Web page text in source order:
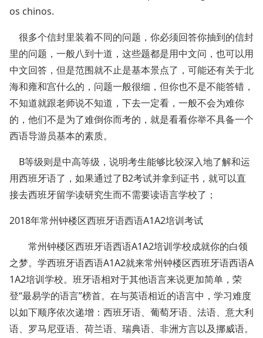
os chinos.
很多个信封里装着不同的问题，你必须回答你抽到的信封
里的问题，一般八到十道，这些题都是用中文问，也可以用
中文回答，但是范围就不止是基本景点了，可能还有关于北
海和雍和宫什么的，问题一般很细，但你也不是不能答错，
不知道就跟老师说不知道，下去一定看，一般不会为难你
的，他们不是为了难倒你而考的，就是看看你举不具备一个
西语导游员基本的素质。
B等级则是中高等级，说明考生能够比较深入地了解和运
用西班牙语了，如果通过了B2考试并拿到证书，就可以直
接去西班牙留学读研究生而不需要读语言学校了；
2018年常州钟楼区西班牙语西语A1A2培训考试
常州钟楼区西班牙语西语A1A2培训学校成就你的白领
之梦。学西班牙语西语A1A2就来常州钟楼区西班牙语西语A
1A2培训学校。班牙语相对于其他语言来说更加简单，荣
登“最易学的语言”榜首。在与英语相近的语言中，学习难度
以如下顺序依次递增：西班牙语、葡萄牙语、法语、意大利
语、罗马尼亚语、荷兰语、瑞典语、非洲方言以及挪威语。